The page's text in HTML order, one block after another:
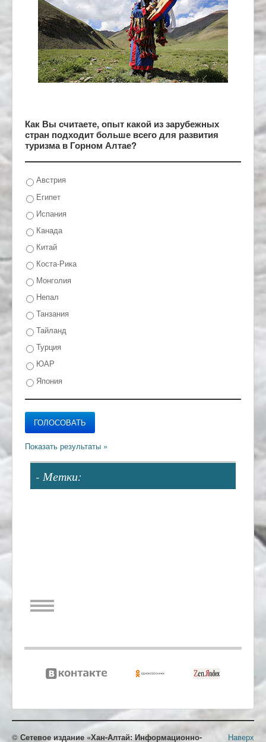
Как Вы считаете, опыт какой из зарубежных
стран подходит больше всего для развития
туризма в Горном Алтае?
Австрия
Египет
Испания
Канада
Китай
Коста-Рика
Монголия
Непал
Танзания
Тайланд
Турция
ЮАР
Япония
- Метки:
Наверх
© Сетевое издание «Хан-Алтай: Информационно-